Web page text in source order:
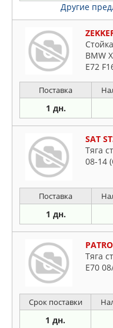
Другие
BMW
E72
Поставка
1 дн.
SAT
Тяга
08-14
Поставка
1 дн.
Тяга
E70
Срок поставки
1 дн.